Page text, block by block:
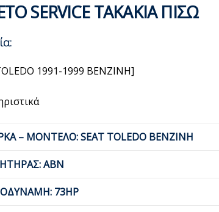
SERVICE ΤΑΚΑΚΙΑ ΠΙΣΩ
1991-1999 BENZINH]
– ΜΟΝΤΕΛΟ: SEAT TOLEDO BENZINH
ABN
73HP